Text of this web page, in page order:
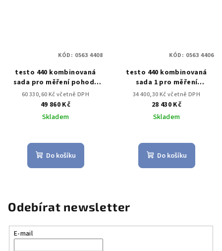
testo 440 kombinovaná
sada pro měření pohody
prostředí s BT
60 330,60 Kč včetně DPH
49 860 Kč
Skladem
Do košíku
KÓD: 0563 4408
testo 440 kombinovaná
sada 1 pro měření
proudění s BT
34 400,30 Kč včetně DPH
28 430 Kč
Skladem
Do košíku
KÓD: 0563 4406
Odebírat newsletter
E-mail